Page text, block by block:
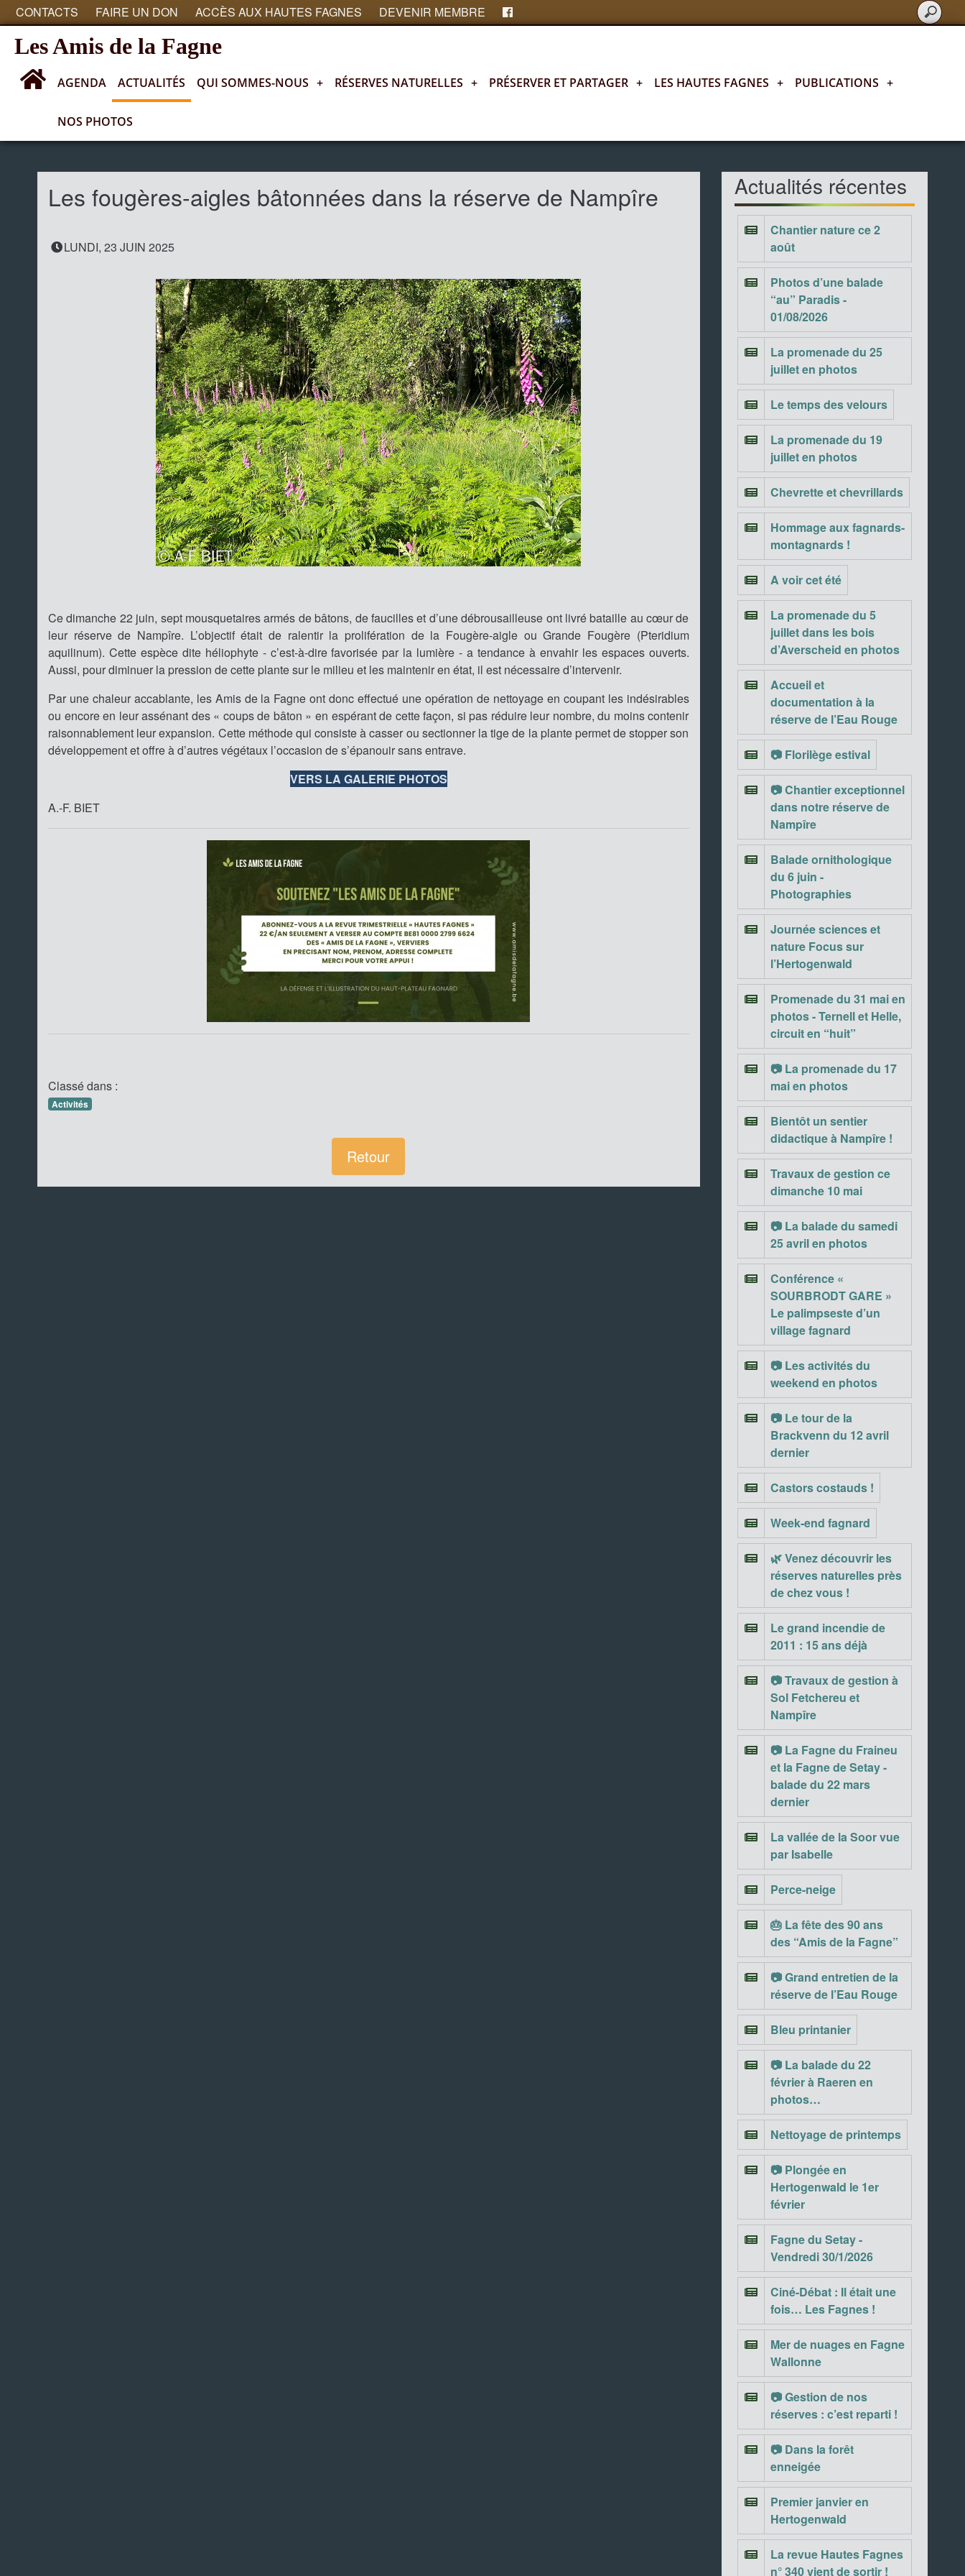
CONTACTS FAIRE UN DON ACCÈS AUX HAUTES FAGNES DEVENIR MEMBRE
Les Amis de la Fagne
AGENDA ACTUALITÉS QUI SOMMES-NOUS + RÉSERVES NATURELLES + PRÉSERVER ET PARTAGER + LES HAUTES FAGNES + PUBLICATIONS +
NOS PHOTOS
Actualités
Les fougères-aigles bâtonnées dans la réserve de Nampîre
LUNDI, 23 JUIN 2025
Ce dimanche 22 juin, sept mousquetaires armés de bâtons, de faucilles et d’une débrousailleuse ont livré bataille au cœur de
leur réserve de Nampîre. L’objectif était de ralentir la prolifération de la Fougère-aigle ou Grande Fougère (Pteridium
aquilinum). Cette espèce dite héliophyte - c’est-à-dire favorisée par la lumière - a tendance à envahir les espaces ouverts.
Aussi, pour diminuer la pression de cette plante sur le milieu et les maintenir en état, il est nécessaire d’intervenir.
Par une chaleur accablante, les Amis de la Fagne ont donc effectué une opération de nettoyage en coupant les indésirables
ou encore en leur assénant des « coups de bâton » en espérant de cette façon, si pas réduire leur nombre, du moins contenir
raisonnablement leur expansion. Cette méthode qui consiste à casser ou sectionner la tige de la plante permet de stopper son
développement et offre à d’autres végétaux l’occasion de s’épanouir sans entrave.
VERS LA GALERIE PHOTOS
A.-F. BIET
Classé dans :
Activités
Retour
Actualités récentes
Chantier nature ce 2
août
Photos d’une balade
“au” Paradis -
01/08/2026
La promenade du 25
juillet en photos
Le temps des velours
La promenade du 19
juillet en photos
Chevrette et chevrillards
Hommage aux fagnards-
montagnards !
A voir cet été
La promenade du 5
juillet dans les bois
d’Averscheid en photos
Accueil et
documentation à la
réserve de l’Eau Rouge
📷 Florilège estival
📷 Chantier exceptionnel
dans notre réserve de
Nampîre
Balade ornithologique
du 6 juin -
Photographies
Journée sciences et
nature Focus sur
l’Hertogenwald
Promenade du 31 mai en
photos - Ternell et Helle,
circuit en “huit”
📷 La promenade du 17
mai en photos
Bientôt un sentier
didactique à Nampîre !
Travaux de gestion ce
dimanche 10 mai
📷 La balade du samedi
25 avril en photos
Conférence «
SOURBRODT GARE »
Le palimpseste d’un
village fagnard
📷 Les activités du
weekend en photos
📷 Le tour de la
Brackvenn du 12 avril
dernier
Castors costauds !
Week-end fagnard
🌿 Venez découvrir les
réserves naturelles près
de chez vous !
Le grand incendie de
2011 : 15 ans déjà
📷 Travaux de gestion à
Sol Fetchereu et
Nampîre
📷 La Fagne du Fraineu
et la Fagne de Setay -
balade du 22 mars
dernier
La vallée de la Soor vue
par Isabelle
Perce-neige
🎂 La fête des 90 ans
des “Amis de la Fagne”
📷 Grand entretien de la
réserve de l’Eau Rouge
Bleu printanier
📷 La balade du 22
février à Raeren en
photos…
Nettoyage de printemps
📷 Plongée en
Hertogenwald le 1er
février
Fagne du Setay -
Vendredi 30/1/2026
Ciné-Débat : Il était une
fois… Les Fagnes !
Mer de nuages en Fagne
Wallonne
📷 Gestion de nos
réserves : c’est reparti !
📷 Dans la forêt
enneigée
Premier janvier en
Hertogenwald
La revue Hautes Fagnes
n° 340 vient de sortir !